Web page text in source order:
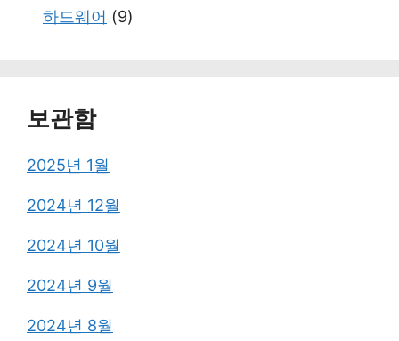
하드웨어 (9)
보관함
2025년 1월
2024년 12월
2024년 10월
2024년 9월
2024년 8월